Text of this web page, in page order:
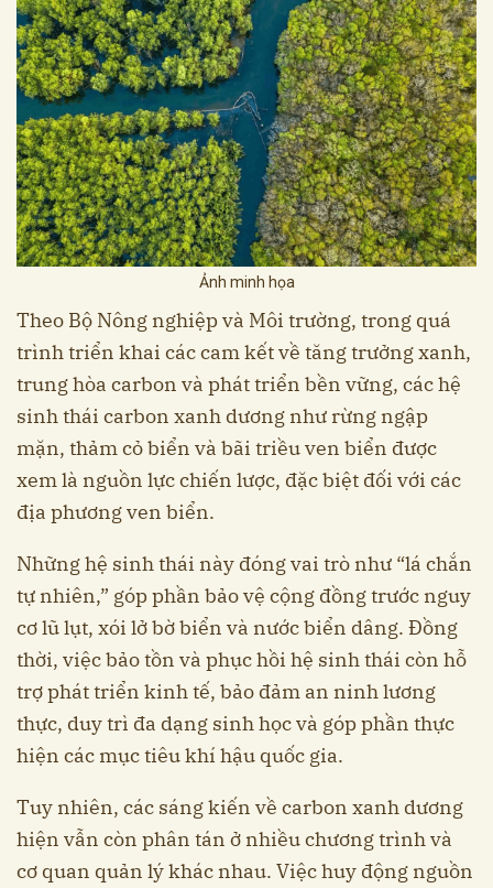
Ảnh minh họa
Theo Bộ Nông nghiệp và Môi trường, trong quá
trình triển khai các cam kết về tăng trưởng xanh,
trung hòa carbon và phát triển bền vững, các hệ
sinh thái carbon xanh dương như rừng ngập
mặn, thảm cỏ biển và bãi triều ven biển được
xem là nguồn lực chiến lược, đặc biệt đối với các
địa phương ven biển.
Những hệ sinh thái này đóng vai trò như “lá chắn
tự nhiên,” góp phần bảo vệ cộng đồng trước nguy
cơ lũ lụt, xói lở bờ biển và nước biển dâng. Đồng
thời, việc bảo tồn và phục hồi hệ sinh thái còn hỗ
trợ phát triển kinh tế, bảo đảm an ninh lương
thực, duy trì đa dạng sinh học và góp phần thực
hiện các mục tiêu khí hậu quốc gia.
Tuy nhiên, các sáng kiến về carbon xanh dương
hiện vẫn còn phân tán ở nhiều chương trình và
cơ quan quản lý khác nhau. Việc huy động nguồn